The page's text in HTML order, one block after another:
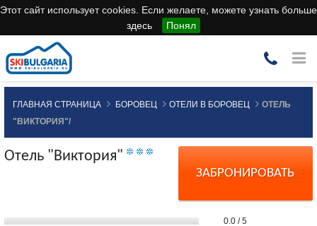
Этот сайт использует cookies. Если желаете, можете узнать больше
здесь
Понял
ГЛАВНАЯ СТРАНИЦА БОРОВЕЦ ОТЕЛИ В БОРОВЕЦ
ОТЕЛЬ
"ВИКТОРИЯ"/
ЗАБРОНИРОВАТЬ
Отель "Виктория"
0.0 / 5